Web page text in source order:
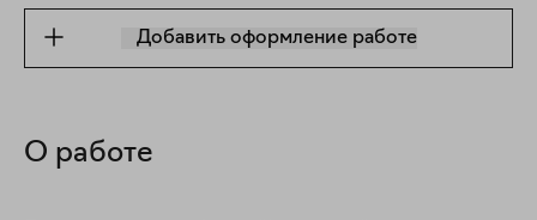
Добавить оформление работе
О работе